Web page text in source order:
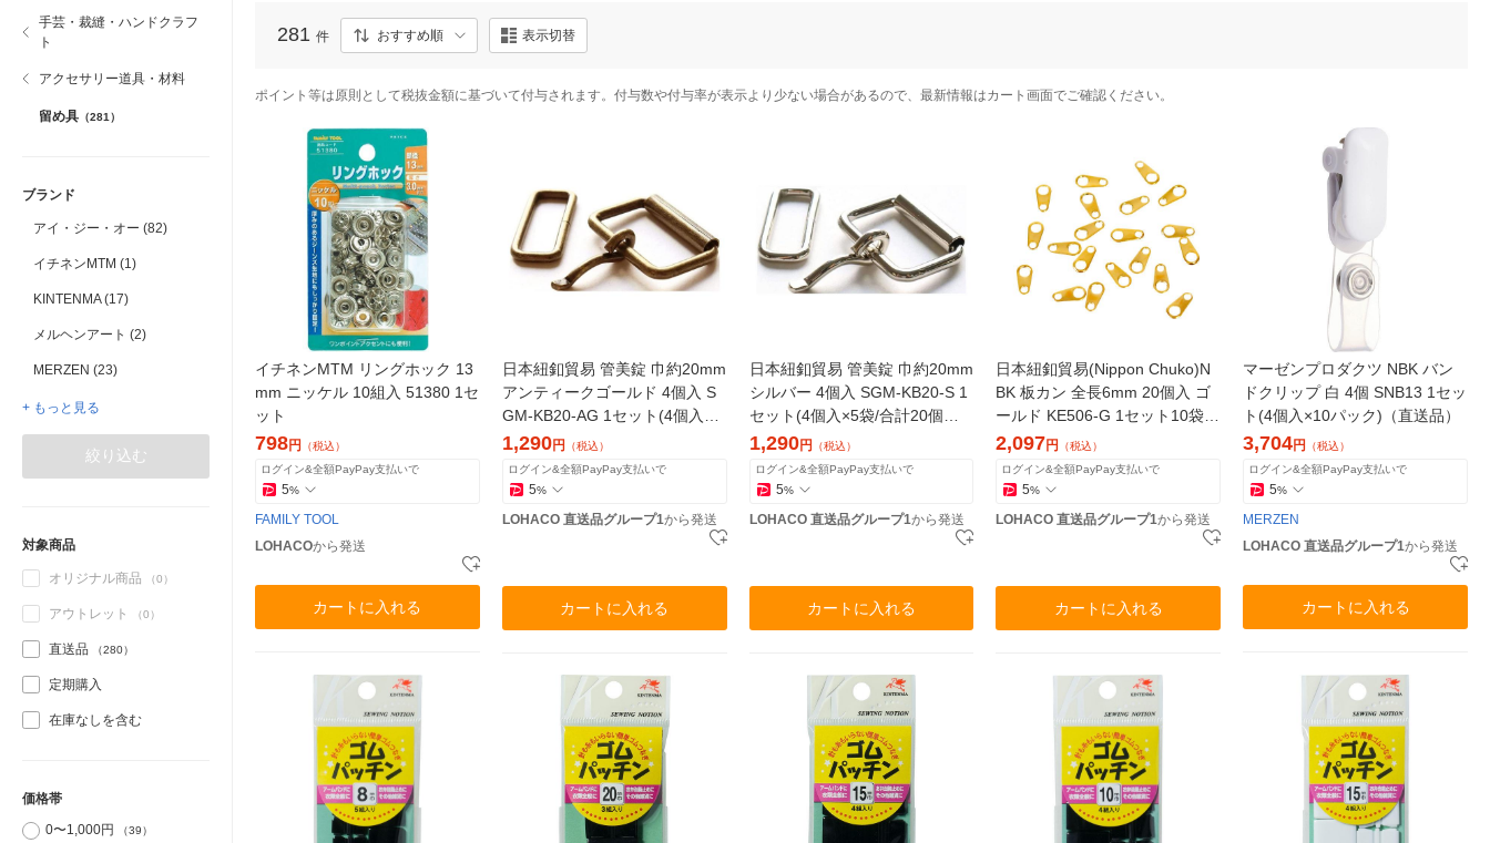
手芸・裁縫・ハンドクラフ
ト
アクセサリー道具・材料
留め具 （281）
ブランド
アイ・ジー・オー (82)
イチネンMTM (1)
KINTENMA (17)
メルヘンアート (2)
MERZEN (23)
+ もっと見る
絞り込む
対象商品
オリジナル商品 （0）
アウトレット （0）
直送品 （280）
定期購入
在庫なしを含む
価格帯
0〜1,000円
（39）
281 件 おすすめ順 表示切替
ポイント等は原則として税抜金額に基づいて付与されます。付与数や付与率が表示より少ない場合があるので、最新情報はカート画面でご確認ください。
イチネンMTM リングホック 13
mm ニッケル 10組入 51380 1セ
ット
798円 （税込）
ログイン&全額PayPay支払いで
5%
FAMILY TOOL
LOHACOから発送
カートに入れる
日本紐釦貿易 管美錠 巾約20mm
アンティークゴールド 4個入 S
GM-KB20-AG 1セット(4個入×5
袋/合計20個入)（直送品）
1,290円 （税込）
ログイン&全額PayPay支払いで
5%
LOHACO 直送品グループ1から発送
カートに入れる
日本紐釦貿易 管美錠 巾約20mm
シルバー 4個入 SGM-KB20-S 1
セット(4個入×5袋/合計20個入)
（直送品）
1,290円 （税込）
ログイン&全額PayPay支払いで
5%
LOHACO 直送品グループ1から発送
カートに入れる
日本紐釦貿易(Nippon Chuko)N
BK 板カン 全長6mm 20個入 ゴ
ールド KE506-G 1セット10袋
(バラで200個)（直送品）
2,097円
（税込）
ログイン&全額PayPay支払いで
5%
LOHACO 直送品グループ1から発送
カートに入れる
マーゼンプロダクツ NBK バン
ドクリップ 白 4個 SNB13 1セッ
ト(4個入×10パック)（直送品）
3,704円
（税込）
ログイン&全額PayPay支払いで
5%
MERZEN
LOHACO 直送品グループ1から発送
カートに入れる